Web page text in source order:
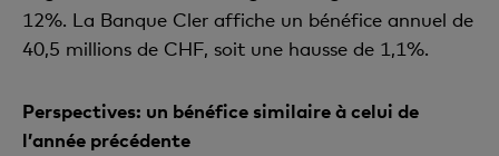
12%. La Banque Cler affiche un bénéfice annuel de
40,5 millions de CHF, soit une hausse de 1,1%.
Perspectives: un bénéfice similaire à celui de
l’année précédente